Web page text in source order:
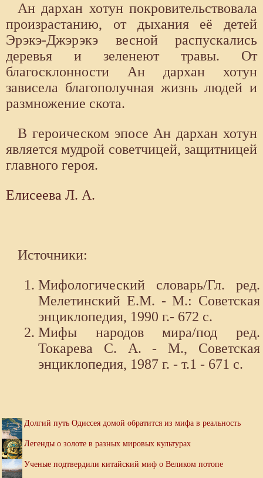
Ан дархан хотун покровительствовала
произрастанию, от дыхания её детей
Эрэкэ-Джэрэкэ весной распускались
деревья и зеленеют травы. От
благосклонности Ан дархан хотун
зависела благополучная жизнь людей и
размножение скота.
В героическом эпосе Ан дархан хотун
является мудрой советчицей, защитницей
главного героя.
Елисеева Л. А.
Источники:
Мифологический словарь/Гл. ред.
Мелетинский Е.М. - М.: Советская
энциклопедия, 1990 г.- 672 с.
Мифы народов мира/под ред.
Токарева С. А. - М., Советская
энциклопедия, 1987 г. - т.1 - 671 с.
Долгий путь Одиссея домой обратится из мифа в реальность
Легенды о золоте в разных мировых культурах
Ученые подтвердили китайский миф о Великом потопе